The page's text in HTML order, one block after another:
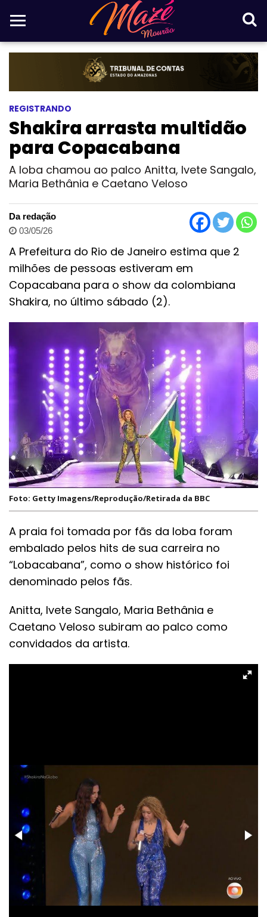
REGISTRANDO
Shakira arrasta multidão
para Copacabana
A loba chamou ao palco Anitta, Ivete Sangalo,
Maria Bethânia e Caetano Veloso
Da redação
03/05/26
A Prefeitura do Rio de Janeiro estima que 2
milhões de pessoas estiveram em
Copacabana para o show da colombiana
Shakira, no último sábado (2).
Foto: Getty Imagens/Reprodução/Retirada da BBC
A praia foi tomada por fãs da loba foram
embalado pelos hits de sua carreira no
“Lobacabana”, como o show histórico foi
denominado pelos fãs.
Anitta, Ivete Sangalo, Maria Bethânia e
Caetano Veloso subiram ao palco como
convidados da artista.